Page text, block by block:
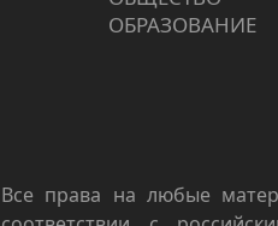
ОБРАЗОВАНИЕ
Все права на любые